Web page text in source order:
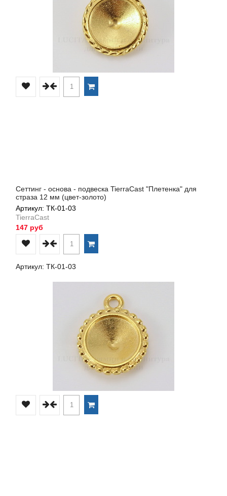
Сеттинг - основа - подвеска TierraCast "Плетенка" для
страза 12 мм (цвет-золото)
Артикул: ТК-01-03
TierraCast
147 руб
Артикул: ТК-01-03